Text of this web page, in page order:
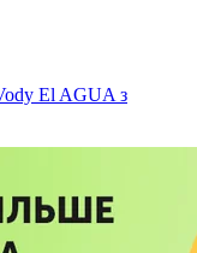
El AGUA з